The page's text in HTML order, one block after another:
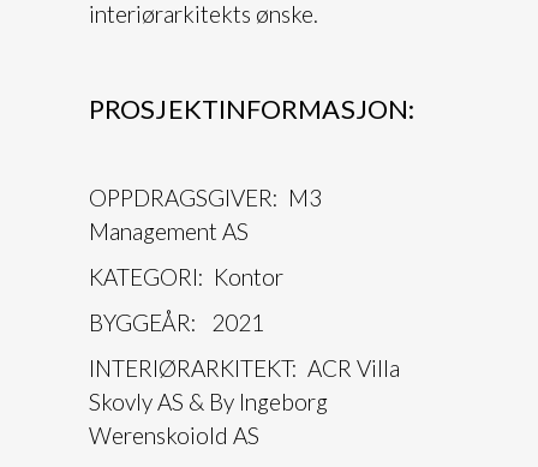
interiørarkitekts ønske.
PROSJEKTINFORMASJON:
OPPDRAGSGIVER: M3
Management AS
KATEGORI: Kontor
BYGGEÅR: 2021
INTERIØRARKITEKT: ACR Villa
Skovly AS & By Ingeborg
Werenskoiold AS